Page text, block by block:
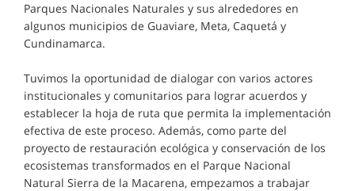
Parques Nacionales Naturales y sus alrededores en
algunos municipios de Guaviare, Meta, Caquetá y
Cundinamarca.
Tuvimos la oportunidad de dialogar con varios actores
institucionales y comunitarios para lograr acuerdos y
establecer la hoja de ruta que permita la implementación
efectiva de este proceso. Además, como parte del
proyecto de restauración ecológica y conservación de los
ecosistemas transformados en el Parque Nacional
Natural Sierra de la Macarena, empezamos a trabajar